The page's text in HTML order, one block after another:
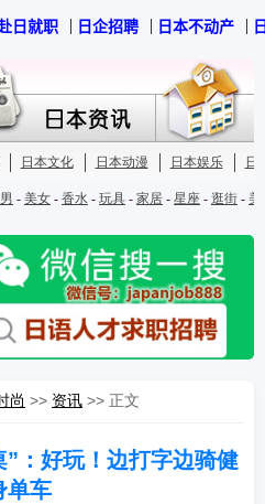
尚 >> 资讯 >> 正文
”：好玩！边打字边骑健
单车